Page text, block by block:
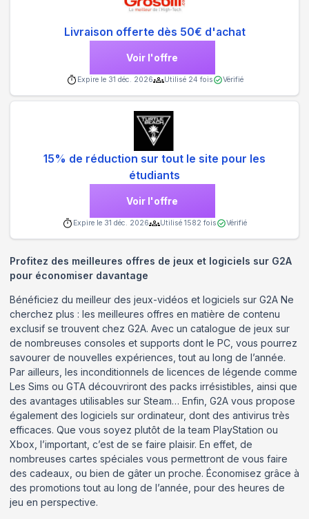
Livraison offerte dès 50€ d'achat
Voir l'offre
Expire le 31 déc. 2026 Utilisé 24 fois Vérifié
15% de réduction sur tout le site pour les
étudiants
Voir l'offre
Expire le 31 déc. 2026 Utilisé 1582 fois Vérifié
Profitez des meilleures offres de jeux et logiciels sur G2A
pour économiser davantage
Bénéficiez du meilleur des jeux-vidéos et logiciels sur G2A Ne
cherchez plus : les meilleures offres en matière de contenu
exclusif se trouvent chez G2A. Avec un catalogue de jeux sur
de nombreuses consoles et supports dont le PC, vous pourrez
savourer de nouvelles expériences, tout au long de l’année.
Par ailleurs, les inconditionnels de licences de légende comme
Les Sims ou GTA découvriront des packs irrésistibles, ainsi que
des avantages utilisables sur Steam… Enfin, G2A vous propose
également des logiciels sur ordinateur, dont des antivirus très
efficaces. Que vous soyez plutôt de la team PlayStation ou
Xbox, l’important, c’est de se faire plaisir. En effet, de
nombreuses cartes spéciales vous permettront de vous faire
des cadeaux, ou bien de gâter un proche. Économisez grâce à
des promotions tout au long de l’année, pour des heures de
jeu en perspective.